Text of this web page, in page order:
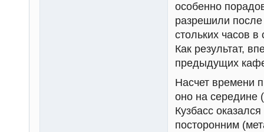
особенно
разрешили после
стольких часов
Как результат,
предыдущих
Насчет времени
оно на середине
Кузбасс
посторонним